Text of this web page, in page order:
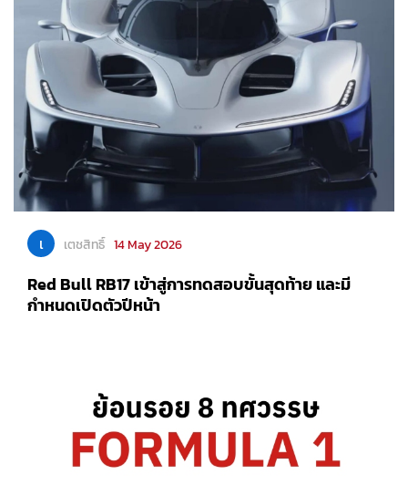
เ เตชสิทธิ์ 14 May 2026
Red Bull RB17 เข้าสู่การทดสอบขั้นสุดท้าย และมี
กำหนดเปิดตัวปีหน้า